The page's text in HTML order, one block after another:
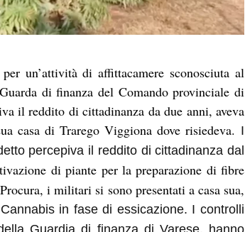
un’attività di affittacamere sconosciuta al
di finanza del Comando provinciale di
il reddito di cittadinanza da due anni, aveva
casa di Trarego Viggiona dove risiedeva. I
percepiva il reddito di cittadinanza dal
di piante per la preparazione di fibre
i militari si sono presentati a casa sua,
in fase di essicazione. I controlli
Guardia di finanza di Varese, hanno